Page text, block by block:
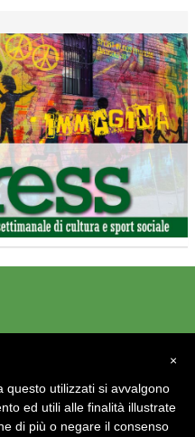
Terzjus: prima riunione a
×
questo utilizzati si avvalgono
ed utili alle finalità illustrate
di più o negare il consenso